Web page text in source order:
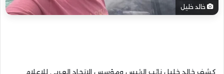
خالد خليل
كشف خالد خليل نائب الرئيس ومؤسس الاتحاد العربي للإعلام